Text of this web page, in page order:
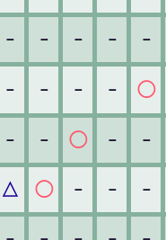
－ － － － －
－ － － － ◯
－ － ◯ － －
△ ◯ － － －